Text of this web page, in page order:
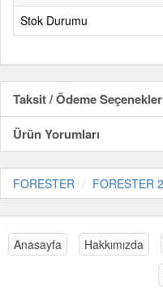
Stok Durumu
Taksit / Ödeme
Ürün Yorumları
FORESTER FORESTER
Anasayfa Hakkımızda